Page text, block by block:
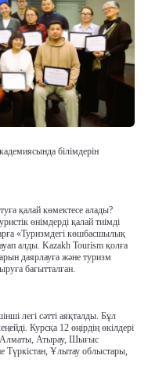
білімдерін
қалай көмектесе алады?
өнімдерді қалай тиімді
«Туризмдегі көшбасшылық
алды. Kazakh Tourism қолға
даярлауға және туризм
бағытталған.
легі сәтті аяқталды. Бұл
Курсқа 12 өңірдің өкілдері
Алматы, Атырау, Шығыс
Ұлытау облыстары,